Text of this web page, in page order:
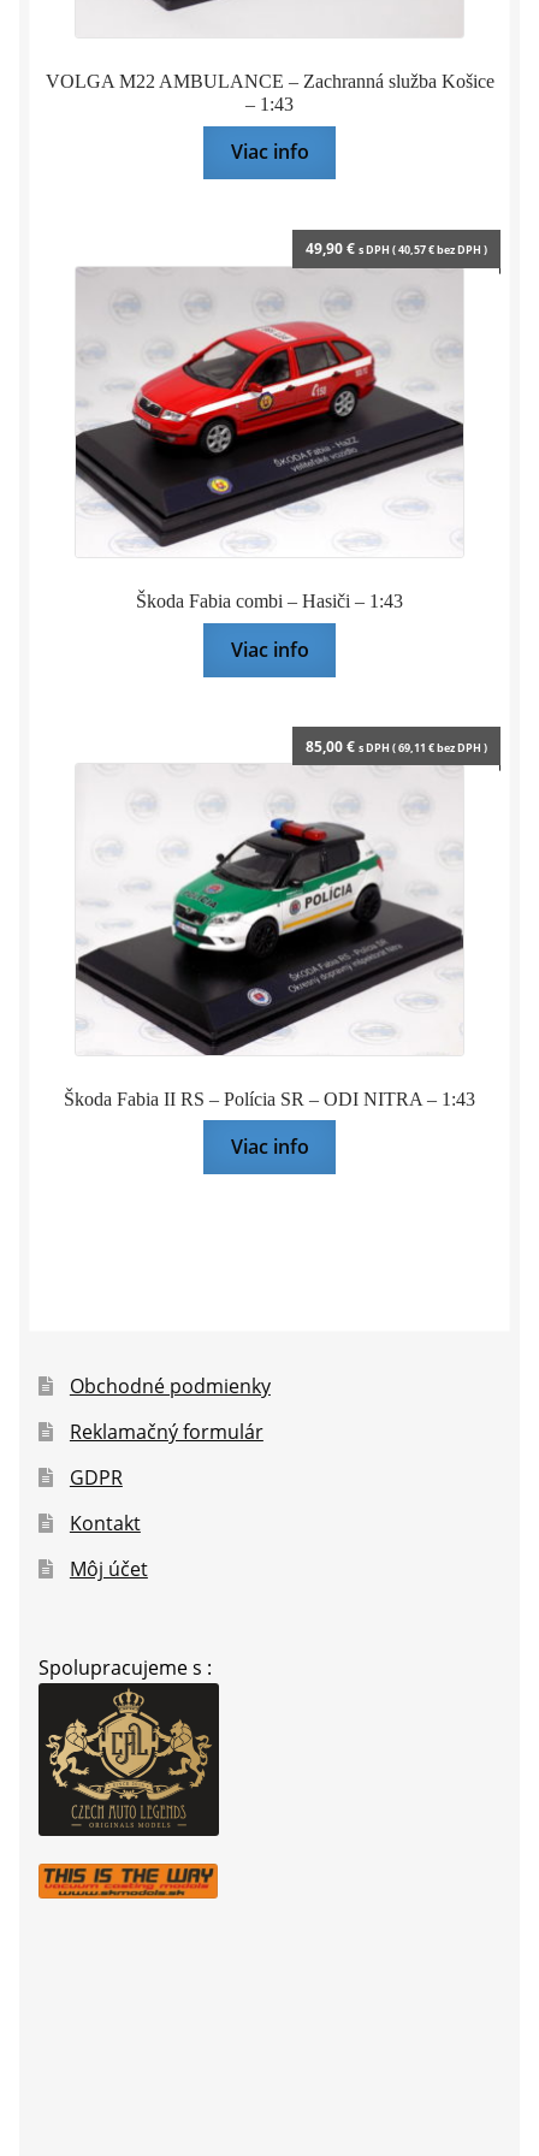
VOLGA M22 AMBULANCE – Zachranná služba Košice
– 1:43
Viac info
Škoda Fabia combi – Hasiči – 1:43
49,90€ s DPH (40,57€bez DPH )
Viac info
Škoda Fabia II RS – Polícia SR – ODI NITRA – 1:43
85,00€ s DPH (69,11 €bez DPH )
Viac info
Obchodné podmienky
Reklamačný formulár
GDPR
Kontakt
Môj účet
Spolupracujeme s :